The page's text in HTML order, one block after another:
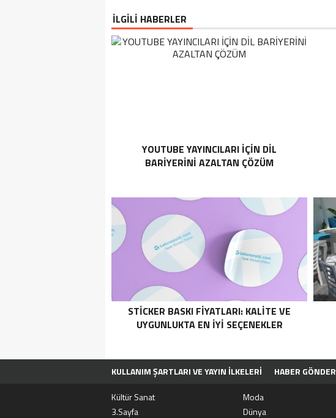
İLGİLİ HABERLER
YOUTUBE YAYINCILARI IÇIN DIL
BARIYERINI AZALTAN ÇÖZÜM
STICKER BASKI FIYATLARI: KALITE VE
UYGUNLUKTA EN İYI SEÇENEKLER
KULLANIM ŞARTLARI VE YAYIN İLKELERI HABER GÖNDER
TÜM MANŞET HABERLERI
MOVIEBOX APP
Kültür Sanat Moda
3.Sayfa
Dünya